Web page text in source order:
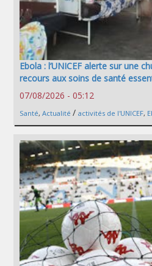
Ebola : l’UNICEF alerte sur une
recours aux soins de santé
07/08/2026 - 05:12
Santé, Actualité / activités de l'UNICEF,